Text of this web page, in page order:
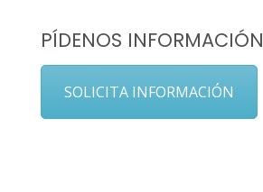
PÍDENOS INFORMACIÓN
SOLICITA INFORMACIÓN